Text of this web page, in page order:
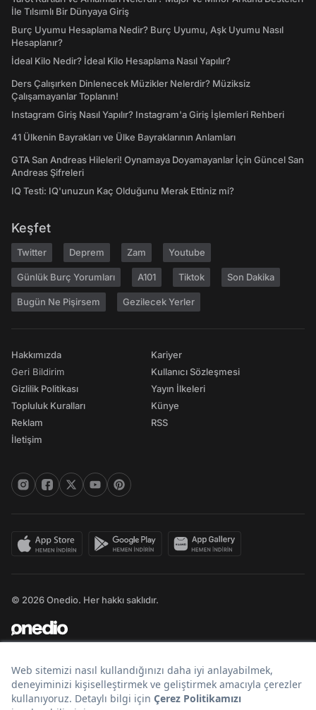
İle Tılsımlı Bir Dünyaya Giriş
Burç Uyumu Hesaplama Nedir? Burç Uyumu, Aşk Uyumu Nasıl
Hesaplanır?
İdeal Kilo Nedir? İdeal Kilo Hesaplama Nasıl Yapılır?
Ders Çalışırken Dinlenecek Müzikler Nelerdir? Müziksiz
Çalışamayanlar Toplanın!
Instagram Giriş Nasıl Yapılır? Instagram'a Giriş İşlemleri Rehberi
41 Ülkenin Bayrakları ve Ülke Bayraklarının Anlamları
GTA San Andreas Hileleri! Oynamaya Doyamayanlar İçin Güncel San
Andreas Şifreleri
IQ Testi: IQ'unuzun Kaç Olduğunu Merak Ettiniz mi?
Keşfet
Twitter Deprem Zam Youtube
Günlük Burç Yorumları A101 Tiktok Son Dakika
Bugün Ne Pişirsem Gezilecek Yerler
Hakkımızda
Geri Bildirim
Gizlilik Politikası
Topluluk Kuralları
Reklam
İletişim
Kariyer
Kullanıcı Sözleşmesi
Yayın İlkeleri
Künye
RSS
© 2026 Onedio. Her hakkı saklıdır.
Bir markasıdır.